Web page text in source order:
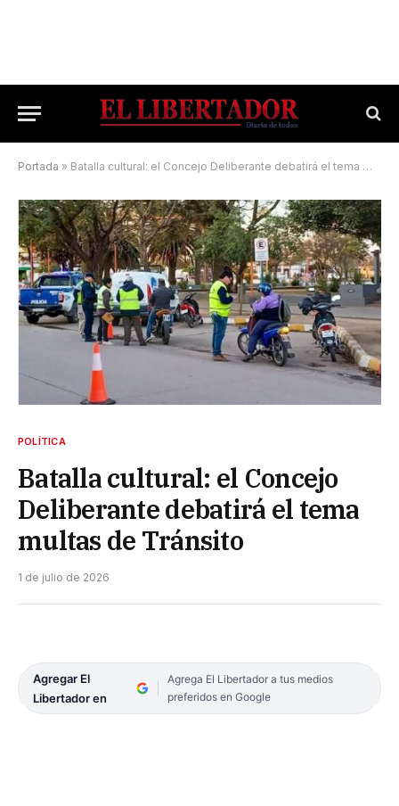
Portada » Batalla cultural: el Concejo Deliberante debatirá el tema multas de Tránsito
POLÍTICA
Batalla cultural: el Concejo
Deliberante debatirá el tema
multas de Tránsito
1 de julio de 2026
Agregar El
Libertador en
Agrega El Libertador a tus medios
preferidos en Google